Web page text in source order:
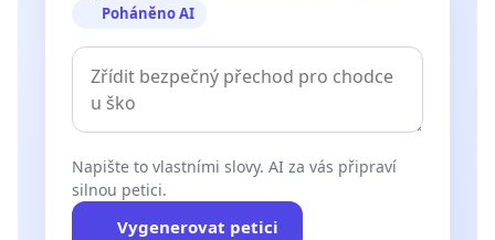
Poháněno AI
Napište to vlastními slovy. AI za vás připraví
silnou petici.
Vygenerovat petici